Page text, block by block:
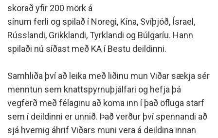
skorað yfir 200 mörk á
sínum ferli og spilað í Noregi, Kína, Svíþjóð, Ísrael,
Rússlandi, Grikklandi, Tyrklandi og Búlgaríu. Hann
spilaði nú síðast með KA í Bestu deildinni.
Samhliða því að leika með liðinu mun Viðar sækja sér
menntun sem knattspyrnuþjálfari og hefja þá
vegferð með félaginu að koma inn í það öfluga starf
sem í deildinni er unnið. Það verður því spennandi að
sjá hvernig áhrif Viðars muni vera á deildina innan